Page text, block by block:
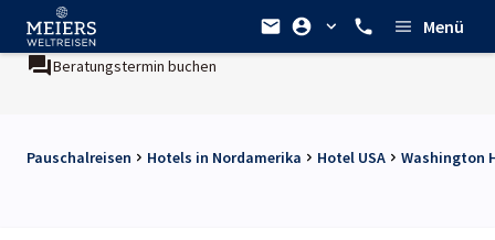
Menü
Beratungstermin buchen
Pauschalreisen Hotels in Nordamerika Hotel USA Washington